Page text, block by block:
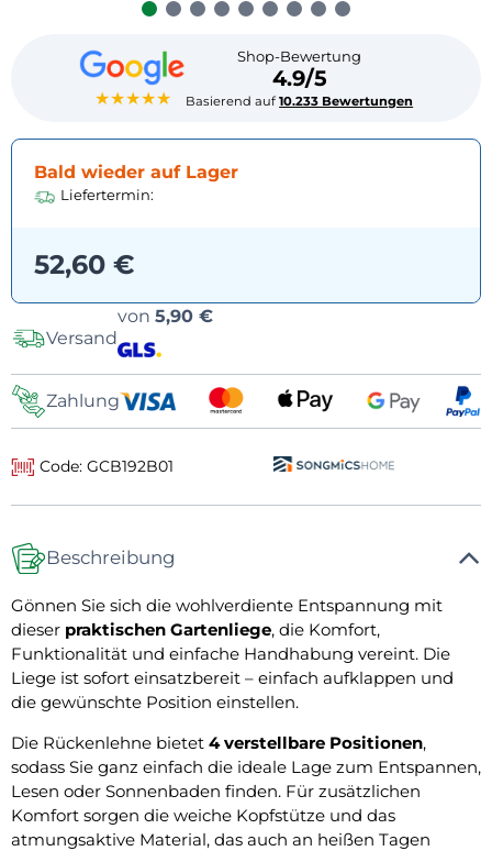
★★★★★
Shop-Bewertung
4.9/5
Basierend auf10.233 Bewertungen
Bald wieder auf Lager
Liefertermin:
52,60 €
Versand
von 5,90 €
Zahlung
Code: GCB192B01
Beschreibung
Gönnen Sie sich die wohlverdiente Entspannung mit
dieser praktischen Gartenliege, die Komfort,
Funktionalität und einfache Handhabung vereint. Die
Liege ist sofort einsatzbereit – einfach aufklappen und
die gewünschte Position einstellen.
Die Rückenlehne bietet 4 verstellbare Positionen,
sodass Sie ganz einfach die ideale Lage zum Entspannen,
Lesen oder Sonnenbaden finden. Für zusätzlichen
Komfort sorgen die weiche Kopfstütze und das
atmungsaktive Material, das auch an heißen Tagen